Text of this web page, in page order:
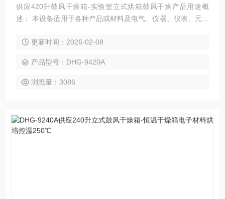
供应420升鼓风干燥箱-实验室立式烘箱鼓风干燥产品用途概
述： 本设备适用于各种产品或材料及电气、仪器、仪表、元器
品、五金工具在恒温环境条件下作干燥处理和各种恒温适应性
更新时间：2026-02-08
产品型号：DHG-9420A
浏览量：3086